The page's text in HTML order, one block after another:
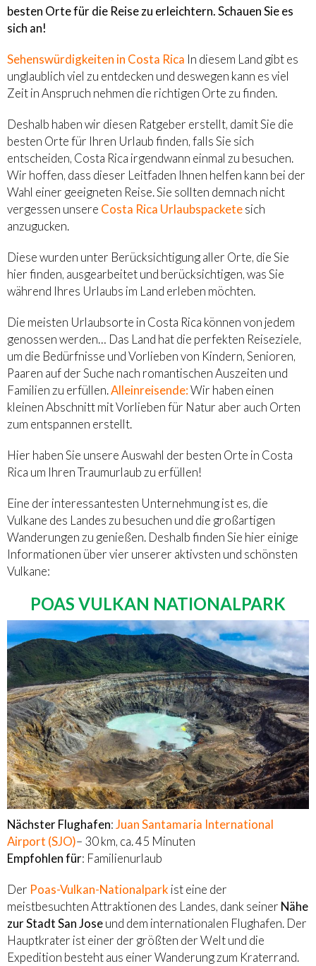
besten Orte für die Reise zu erleichtern. Schauen Sie es
sich an!
Sehenswürdigkeiten in Costa Rica In diesem Land gibt es
unglaublich viel zu entdecken und deswegen kann es viel
Zeit in Anspruch nehmen die richtigen Orte zu finden.
Deshalb haben wir diesen Ratgeber erstellt, damit Sie die
besten Orte für Ihren Urlaub finden, falls Sie sich
entscheiden, Costa Rica irgendwann einmal zu besuchen.
Wir hoffen, dass dieser Leitfaden Ihnen helfen kann bei der
Wahl einer geeigneten Reise. Sie sollten demnach nicht
vergessen unsere Costa Rica Urlaubspacketesich
anzugucken.
Diese wurden unter Berücksichtigung aller Orte, die Sie
hier finden, ausgearbeitet und berücksichtigen, was Sie
während Ihres Urlaubs im Land erleben möchten.
Die meisten Urlaubsorte in Costa Rica können von jedem
genossen werden… Das Land hat die perfekten Reiseziele,
um die Bedürfnisse und Vorlieben von Kindern, Senioren,
Paaren auf der Suche nach romantischen Auszeiten und
Familien zu erfüllen.Alleinreisende:Wir haben einen
kleinen Abschnitt mit Vorlieben für Natur aber auch Orten
zum entspannen erstellt.
Hier haben Sie unsere Auswahl der besten Orte in Costa
Rica um Ihren Traumurlaub zu erfüllen!
Eine der interessantesten Unternehmung ist es, die
Vulkane des Landes zu besuchen und die großartigen
Wanderungen zu genießen. Deshalb finden Sie hier einige
Informationen über vier unserer aktivsten und schönsten
Vulkane:
POAS VULKAN NATIONALPARK
Nächster Flughafen:Juan Santamaria International
Airport (SJO)– 30 km, ca. 45 Minuten
Empfohlen für: Familienurlaub
Der Poas-Vulkan-Nationalpark ist eine der
meistbesuchten Attraktionen des Landes, dank seiner Nähe
zur Stadt San Joseund dem internationalen Flughafen. Der
Hauptkrater ist einer der größten der Welt und die
Expedition besteht aus einer Wanderung zum Kraterrand.